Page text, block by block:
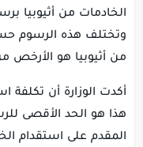
وتختلف هذه الرسوم
من أثيوبيا هو الأرخص
أكدت الوزارة أن تكلفة
هذا هو الحد الأقصى
المقدم على استقدام